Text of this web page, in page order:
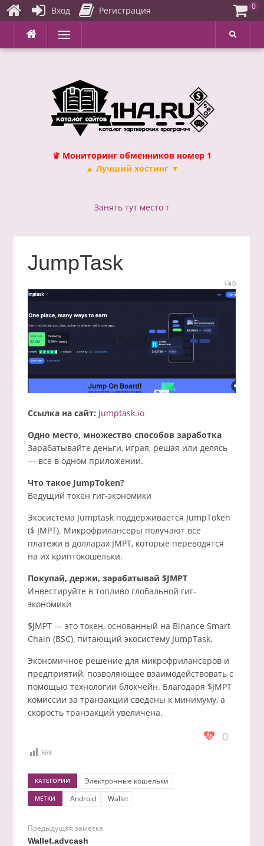
Перейти
содержимому
Меню
♛ Мониторинг обменников номер 1
▲ Лучший хостинг ▼
Занять тут место ↑
JumpTask
0
Ссылка на сайт: jumptask.io
Одно место, множество способов заработка
Зарабатывайте деньги, играя, решая или делясь
— все в одном приложении.
Что такое JumpToken?
Ведущий токен гиг-экономики
Экосистема Jumptask поддерживается JumpToken
($ JMPT). Микрофрилансеры получают все
платежи в долларах JMPT, которые переводятся
на их криптокошельки.
Покупай, держи, зарабатывай $JMPT
Инвестируйте в топливо глобальной гиг-
экономики
$JMPT — это токен, основанный на Binance Smart
Chain (BSC), питающий экосистему JumpTask.
Экономичное решение для микрофрилансеров и
предприятий, позволяющее взаимодействовать с
помощью технологии блокчейн. Благодаря $JMPT
комиссии за транзакции сведены к минимуму, а
скорость транзакций увеличена.
0
568
КАТЕГОРИИ Электронные кошельки
МЕТКИ Android Wallet
Предыдущая заметка
Wallet.advcash
Вход Регистрация 0